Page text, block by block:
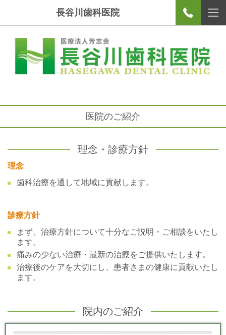
長谷川歯科医院
医院のご紹介
理念・診療方針
理念
歯科治療を通して地域に貢献します。
診療方針
まず、治療方針について十分なご説明・ご相談をいたし
ます。
痛みの少ない治療・最新の治療をご提供いたします。
治療後のケアを大切にし、患者さまの健康に貢献いたし
ます。
院内のご紹介